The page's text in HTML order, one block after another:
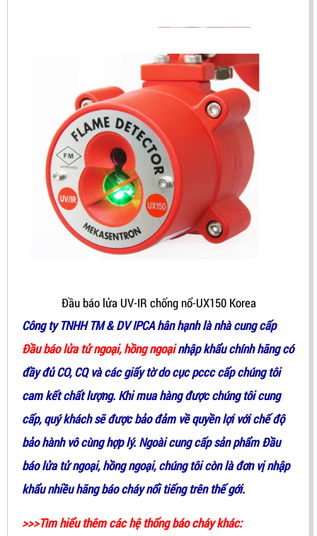
Đầu báo lửa UV-IR chống nổ-UX150 Korea
Công ty TNHH TM & DV IPCA hân hạnh là nhà cung cấp
Đầu báo lửa tử ngoại, hồng ngoại nhập khẩu chính hãng có
đầy đủ CO, CQ và các giấy tờ do cục pccc cấp chúng tôi
cam kết chất lượng. Khi mua hàng được chúng tôi cung
cấp, quý khách sẽ được bảo đảm về quyền lợi với chế độ
bảo hành vô cùng hợp lý. Ngoài cung cấp sản phẩmĐầu
báo lửa tử ngoại, hồng ngoại, chúng tôi còn là đơn vị nhập
khẩu nhiều hãng báo cháy nổi tiếng trên thế gới.
>>>Tìm hiểu thêm các hệ thống báo cháy khác: